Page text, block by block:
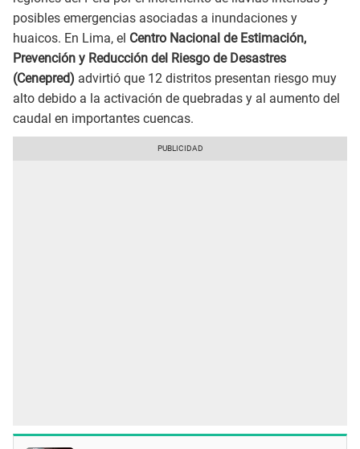
posibles emergencias asociadas a inundaciones y
huaicos. En Lima, el Centro Nacional de Estimación,
Prevención y Reducción del Riesgo de Desastres
(Cenepred) advirtió que 12 distritos presentan riesgo muy
alto debido a la activación de quebradas y al aumento del
caudal en importantes cuencas.